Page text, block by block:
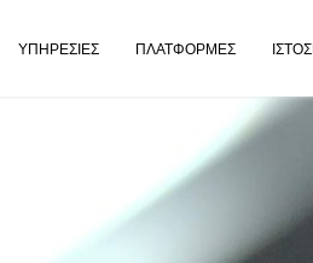
ΥΠΗΡΕΣΊΕΣ ΠΛΑΤΦΌΡΜΕΣ